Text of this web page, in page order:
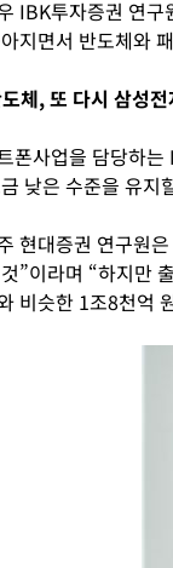
IBK투자증권 연
지면서 반도체와
체, 또 다시 삼성전
폰사업을 담당하
낮은 수준을 유지
현대증권 연구원
”이라며 “하지만
비슷한 1조8천억